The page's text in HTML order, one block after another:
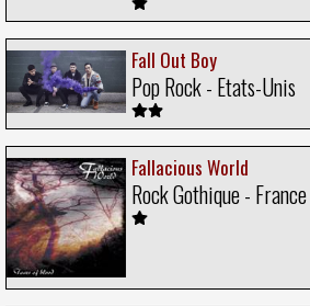
Fall Out Boy
Pop Rock - Etats-Unis
Fallacious World
Rock Gothique - France